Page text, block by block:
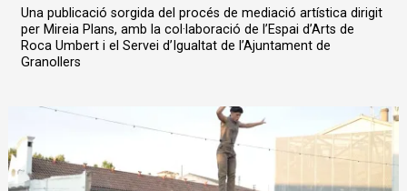
Una publicació sorgida del procés de mediació artística dirigit
per Mireia Plans, amb la col·laboració de l’Espai d’Arts de
Roca Umbert i el Servei d’Igualtat de l’Ajuntament de
Granollers